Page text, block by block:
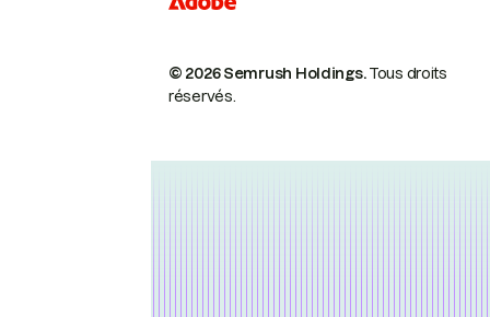
© 2026 Semrush Holdings.Tous droits
réservés.